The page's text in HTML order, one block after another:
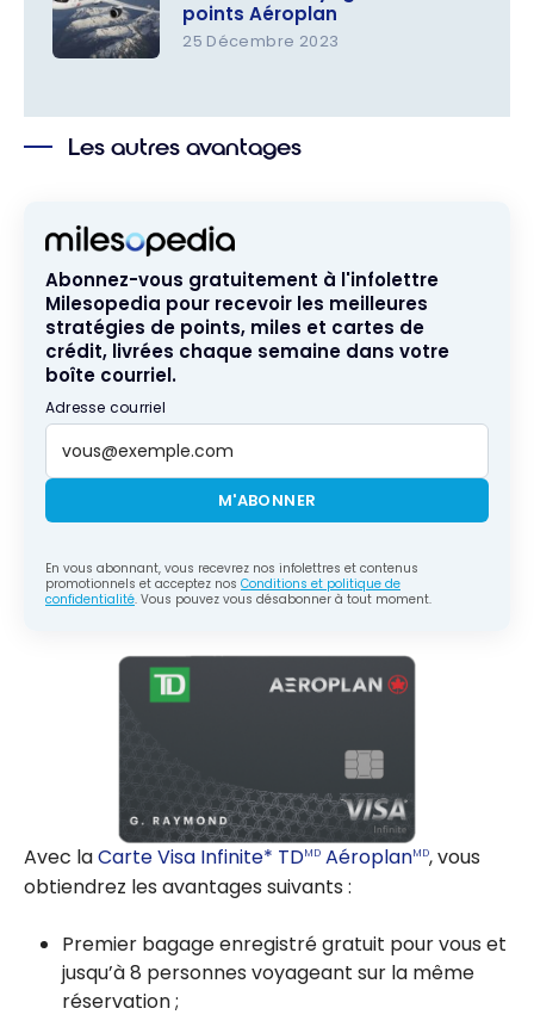
surclassem
ents avec
réserver
un voyage
points
Aéroplan
points Aéroplan
25 Décembre 2023
Les autres avantages
Abonnez-vous gratuitement à l'infolettre
Milesopedia pour recevoir les meilleures
stratégies de points, miles et cartes de
crédit, livrées chaque semaine dans votre
boîte courriel.
Adresse courriel
M'ABONNER
En vous abonnant, vous recevrez nos infolettres et contenus
promotionnels et acceptez nos Conditions et politique de
confidentialité. Vous pouvez vous désabonner à tout moment.
Avec laCarte Visa Infinite* TDMD AéroplanMD, vous
obtiendrez les avantages suivants :
Premier bagage enregistré gratuit pour vous et
jusqu’à 8 personnes voyageant sur la même
réservation ;